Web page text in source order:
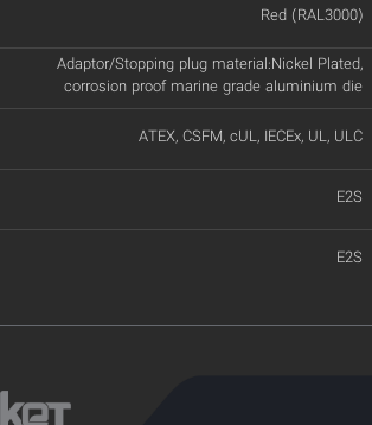
Red (RAL3000)
Adaptor/Stopping plug material:Nickel Plated,
corrosion proof marine grade aluminium die
ATEX, CSFM, cUL, IECEx, UL, ULC
E2S
E2S